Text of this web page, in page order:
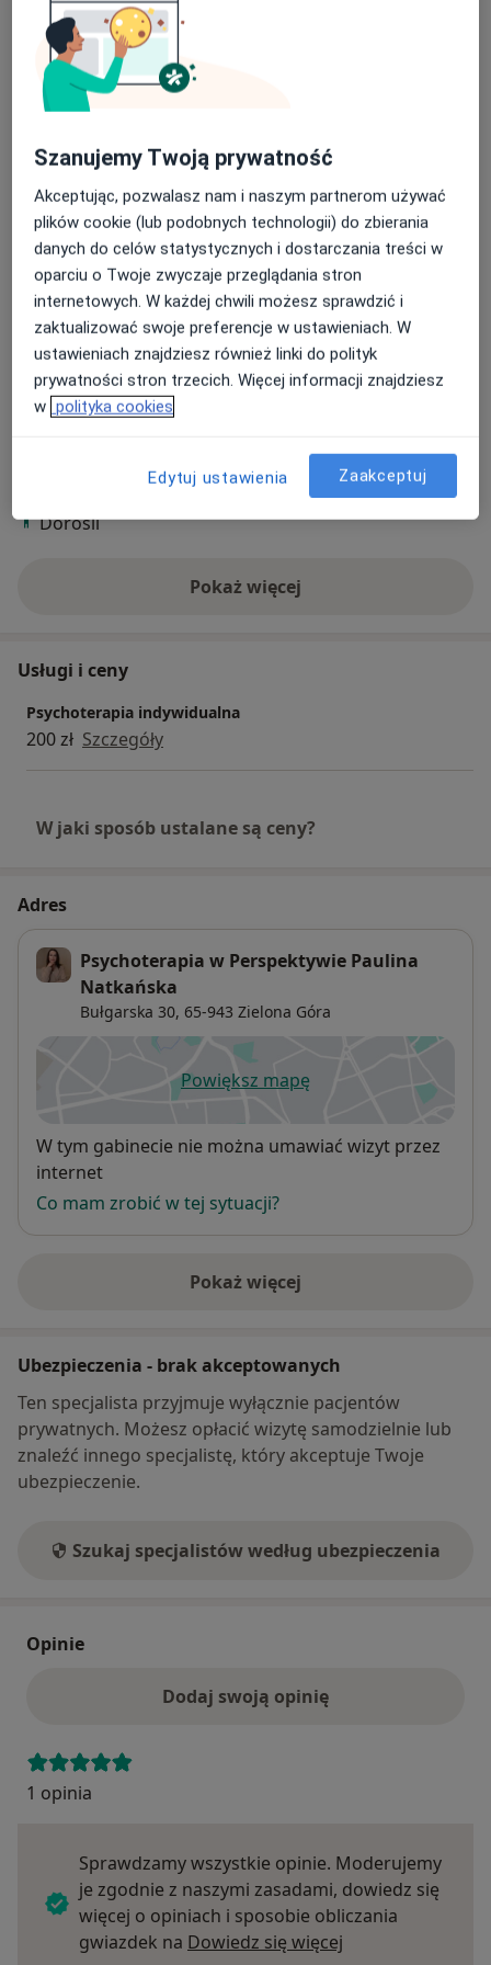
indywidualnej i grupowej.
Bliskie mi jest spojrzenie na proces psychoterapii z
perspektywy rozwoju, kładę duży akcent na
poznawanie siebie przez pacjenta, wzmacnianie
do asertywności, wyrażania siebie. Często słyszę, że
pacjent chce pracować nad asertywnością, większą
pewnością siebie, odpowiadam wtedy, że kontakt ze
swoją wartością sprawia, że korzystam z tej siły.
Poznawanie siebie jest procesem długoterminowym,
jeżeli w okresie dorastania nie zbudowała się
tożsamość, to w pracy pacjent szuka tego, co stanowi
o jego wartości i na tym buduje konstrukcję siebie. Jeśli
odczuwasz zagubienie, zmęczenie, irytację, brak
szacunku ze strony innych, masz problem z pewnością
życiu, pomogę Ci stawać się sobą i spojrzeć z
perspektywy na Twoje życie.
więcejO mnie
Podejście terapeutyczne
Psychoterapia
Główne obszary pomocy
Zaburzenia lękowe
Pacjenci których przyjmuję
Dorośli
Pokaż więcejo doświadczeniu
Usługi i ceny
Psychoterapia indywidualna
200 zł Szczegóły
W jaki sposób ustalane są ceny?
Adres
Psychoterapia w Perspektywie Paulina
Natkańska
Bułgarska 30, 65-943 Zielona Góra
Powiększ mapęotwiera się w nowej karcie
Dostępność
W tym gabinecie nie można umawiać wizyt przez
internet
Co mam zrobić w tej sytuacji?
Pokaż więcej
o adresie
Ubezpieczenia - brak akceptowanych
Ten specjalista przyjmuje wyłącznie pacjentów
prywatnych. Możesz opłacić wizytę samodzielnie lub
znaleźć innego specjalistę, który akceptuje Twoje
ubezpieczenie.
Szukaj specjalistów według ubezpieczenia
Opinie
Dodaj swoją opinię
1 opinia
Sprawdzamy wszystkie opinie. Moderujemy
je zgodnie z naszymi zasadami, dowiedz się
więcej o opiniach i sposobie obliczania
gwiazdek na Dowiedz się więcej
Szanujemy Twoją prywatność
Akceptując, pozwalasz nam i naszym partnerom używać
plików cookie (lub podobnych technologii) do zbierania
danych do celów statystycznych i dostarczania treści w
oparciu o Twoje zwyczaje przeglądania stron
internetowych. W każdej chwili możesz sprawdzić i
zaktualizować swoje preferencje w ustawieniach. W
ustawieniach znajdziesz również linki do polityk
prywatności stron trzecich. Więcej informacji znajdziesz
w polityka cookies
Edytuj ustawienia Zaakceptuj